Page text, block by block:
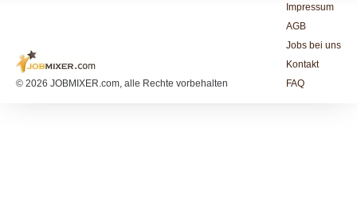
© 2026 JOBMIXER.com, alle Rechte vorbehalten
Impressum
AGB
Jobs bei uns
Kontakt
FAQ